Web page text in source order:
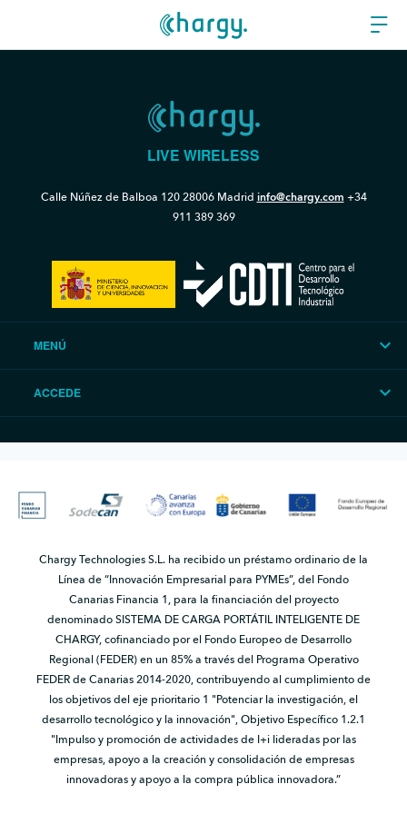
LIVE WIRELESS
Calle Núñez de Balboa 12028006 Madrid info@chargy.com +34
911 389 369
MENÚ
ACCEDE
Chargy Technologies S.L. ha recibido un préstamo ordinario de la
Línea de “Innovación Empresarial para PYMEs”, del Fondo
Canarias Financia 1, para la financiación del proyecto
denominado SISTEMA DE CARGA PORTÁTIL INTELIGENTE DE
CHARGY, cofinanciado por el Fondo Europeo de Desarrollo
Regional (FEDER) en un 85% a través del Programa Operativo
FEDER de Canarias 2014-2020, contribuyendo al cumplimiento de
los objetivos del eje prioritario 1 "Potenciar la investigación, el
desarrollo tecnológico y la innovación", Objetivo Específico 1.2.1
"Impulso y promoción de actividades de I+i lideradas por las
empresas, apoyo a la creación y consolidación de empresas
innovadoras y apoyo a la compra pública innovadora.”